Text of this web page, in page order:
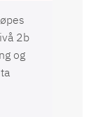
2b
og